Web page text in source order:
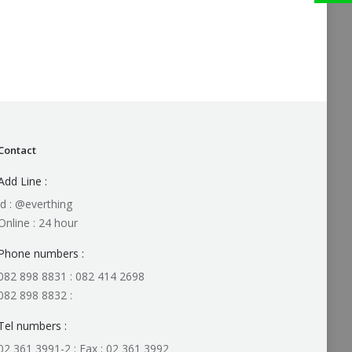
Line :
: @everthing
: 24 hour
numbers :
898 8831 : 082 414 2698
898 8832 :
numbers :
361 3991-2 : Fax : 02 361 3992